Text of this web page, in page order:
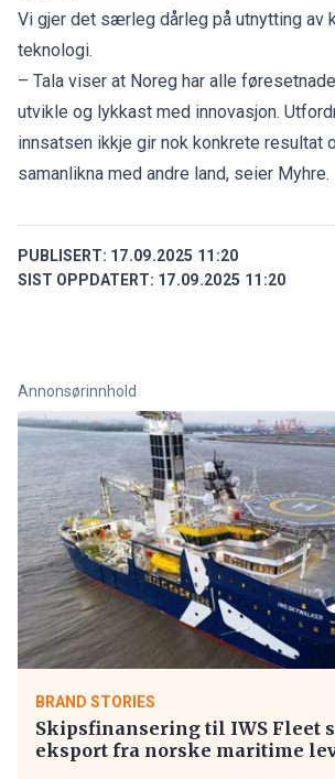
Vi gjer det særleg dårleg på utnytting av
teknologi.
– Tala viser at Noreg har alle
utvikle og lykkast med innovasjon.
innsatsen ikkje gir nok konkrete resultat
samanlikna med andre land, seier Myhre.
PUBLISERT: 17.09.2025 11:20
SIST OPPDATERT: 17.09.2025 11:20
Annonsørinnhold
BRAND STORIES
Skipsfinansering til IWS Fleet
eksport fra norske maritime